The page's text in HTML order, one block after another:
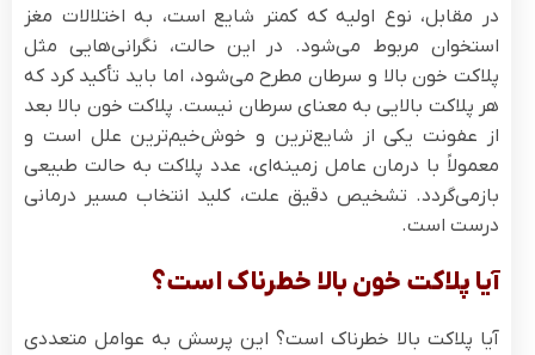
در مقابل، نوع اولیه که کمتر شایع است، به اختلالات مغز
استخوان مربوط می‌شود. در این حالت، نگرانی‌هایی مثل
پلاکت خون بالا و سرطان مطرح می‌شود، اما باید تأکید کرد که
هر پلاکت بالایی به معنای سرطان نیست. پلاکت خون بالا بعد
از عفونت یکی از شایع‌ترین و خوش‌خیم‌ترین علل است و
معمولاً با درمان عامل زمینه‌ای، عدد پلاکت به حالت طبیعی
بازمی‌گردد. تشخیص دقیق علت، کلید انتخاب مسیر درمانی
درست است.
آیا پلاکت خون بالا خطرناک است؟
آیا پلاکت بالا خطرناک است؟ این پرسش به عوامل متعددی